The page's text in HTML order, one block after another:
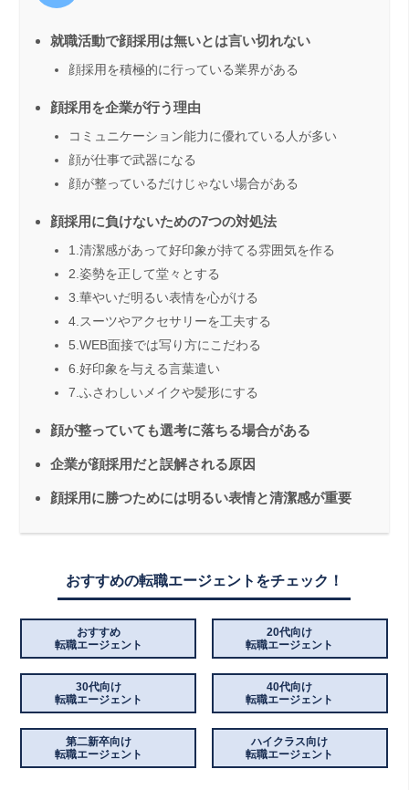
就職活動で顔採用は無いとは言い切れない
顔採用を積極的に行っている業界がある
顔採用を企業が行う理由
コミュニケーション能力に優れている人が多い
顔が仕事で武器になる
顔が整っているだけじゃない場合がある
顔採用に負けないための7つの対処法
1.清潔感があって好印象が持てる雰囲気を作る
2.姿勢を正して堂々とする
3.華やいだ明るい表情を心がける
4.スーツやアクセサリーを工夫する
5.WEB面接では写り方にこだわる
6.好印象を与える言葉遣い
7.ふさわしいメイクや髪形にする
顔が整っていても選考に落ちる場合がある
企業が顔採用だと誤解される原因
顔採用に勝つためには明るい表情と清潔感が重要
おすすめの転職エージェントをチェック！
おすすめ
転職エージェント
20代向け
転職エージェント
30代向け
転職エージェント
40代向け
転職エージェント
第二新卒向け
転職エージェント
ハイクラス向け
転職エージェント